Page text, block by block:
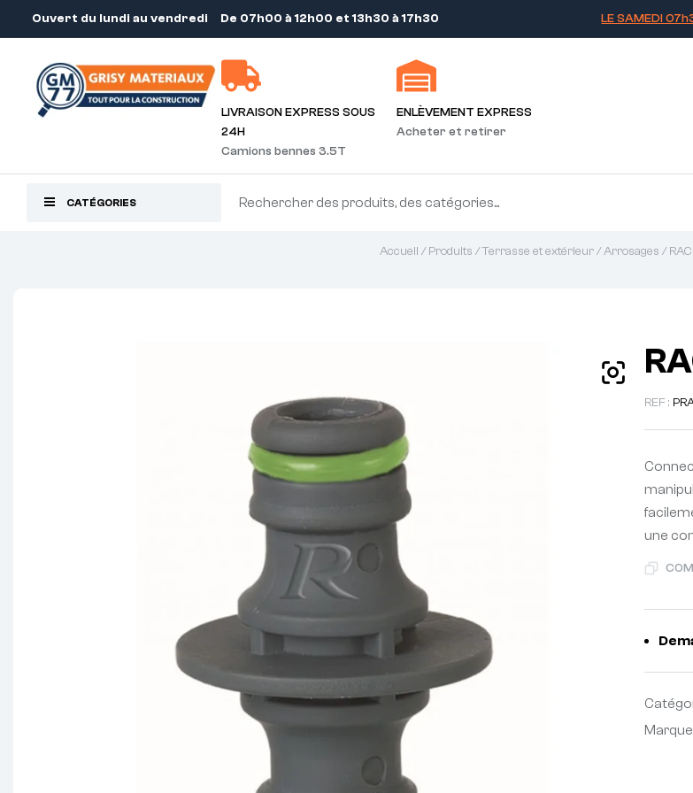
Ouvert du lundi au vendredi De 07h00 à 12h00 et 13h30 à 17h30 LE SAMEDI
LIVRAISON EXPRESS SOUS
24H
Camions bennes 3.5T
ENLÈVEMENT EXPRESS
Acheter et retirer
CATÉGORIES
Accueil /Produits /Terrasse et extérieur/Arrosages /
REF :
une